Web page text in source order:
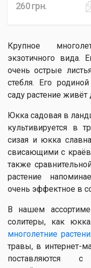
260грн.
Крупное
экзотичного вида.
очень острые
стебля. Его
саду растение живёт
Юкка садовая в
культивируется в
сизая и юкка
свисающими с краёв
также
растение
очень эффектное в
В нашем
солитеры, как
многолетние
травы, в интернет-
поставляются